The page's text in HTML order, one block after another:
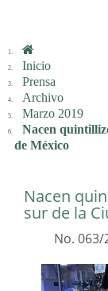
Inicio
Prensa
Archivo
Marzo 2019
Nacen
de México
Nacen
sur de la
No. 063/